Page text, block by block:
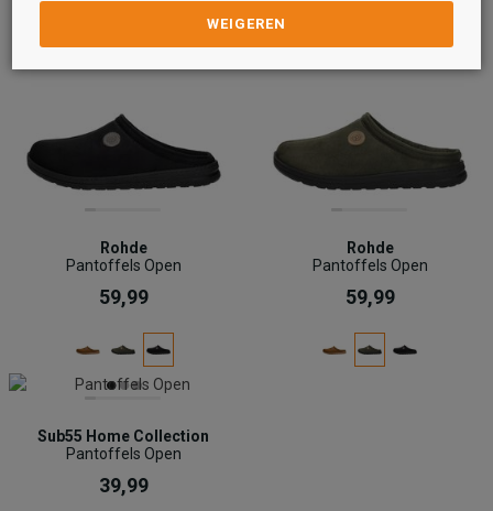
Rohde
Pantoffels Open
59,99
Rohde
Pantoffels Open
59,99
Sub55 Home Collection
Pantoffels Open
39,99
WEIGEREN